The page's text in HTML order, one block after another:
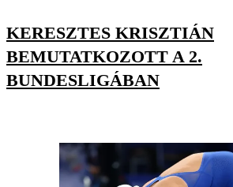
KERESZTES KRISZTIÁN
BEMUTATKOZOTT A 2.
BUNDESLIGÁBAN